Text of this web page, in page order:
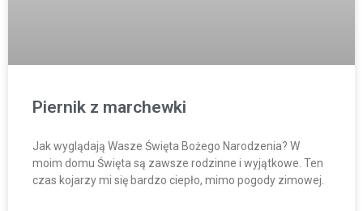
Piernik z marchewki
Jak wyglądają Wasze Święta Bożego Narodzenia? W
moim domu Święta są zawsze rodzinne i wyjątkowe. Ten
czas kojarzy mi się bardzo ciepło, mimo pogody zimowej.